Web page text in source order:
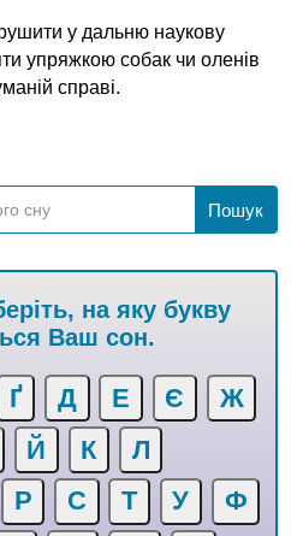
у дальню наукову
упряжкою собак чи оленів
справі.
на яку букву
Ваш сон.
Ґ Д Е Є
Ж
Й К
Л
Р С Т У Ф